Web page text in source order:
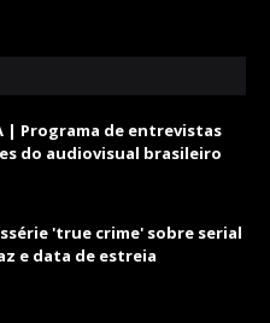
| Programa de entrevistas
do audiovisual brasileiro
'true crime' sobre serial
e data de estreia